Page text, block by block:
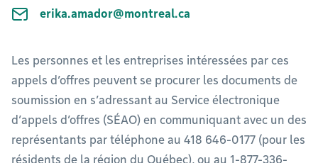
erika.amador@montreal.ca
Les personnes et les entreprises intéressées par ces
appels d’offres peuvent se procurer les documents de
soumission en s’adressant au Service électronique
d’appels d’offres (SÉAO) en communiquant avec un des
représentants par téléphone au 418 646-0177 (pour les
résidents de la région du Québec), ou au 1-877-336-